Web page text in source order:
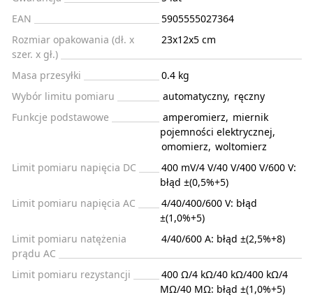
EAN
5905555027364
Rozmiar opakowania (dł. x
szer. x gł.)
23x12x5 cm
Masa przesyłki
0.4 kg
Wybór limitu pomiaru
automatyczny, ręczny
Funkcje podstawowe
amperomierz, miernik
pojemności elektrycznej,
omomierz, woltomierz
Limit pomiaru napięcia DC
400 mV/4 V/40 V/400 V/600 V:
błąd ±(0,5%+5)
Limit pomiaru napięcia AC
4/40/400/600 V: błąd
±(1,0%+5)
Limit pomiaru natężenia
prądu AC
4/40/600 A: błąd ±(2,5%+8)
Limit pomiaru rezystancji
400 Ω/4 kΩ/40 kΩ/400 kΩ/4
MΩ/40 MΩ: błąd ±(1,0%+5)